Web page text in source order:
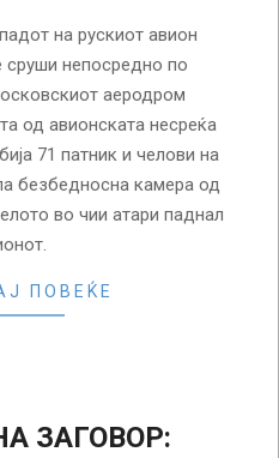
на рускиот авион
сруши непосредно по
аеродром
од авионската несреќа
71 патник и челови на
безбедносна камера од
во чии атари паднал
ПОВЕЌЕ
ЗАГОВОР: